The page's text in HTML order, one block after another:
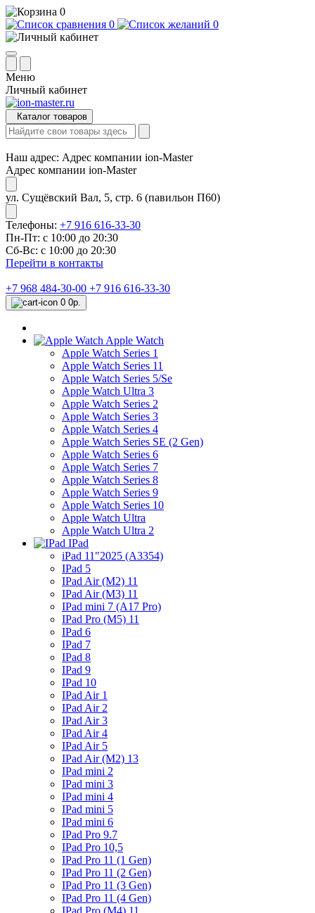
0
0
0
Меню
Личный кабинет
Каталог товаров
Наш адрес: Адрес компании ion-Master
Адрес компании ion-Master
ул. Сущёвский Вал, 5, стр. 6 (павильон П60)
Телефоны: +7 916 616-33-30
Пн-Пт: с 10:00 до 20:30
Сб-Вс: с 10:00 до 20:30
Перейти в контакты
+7 968 484-30-00 +7 916 616-33-30
0 0р.
Apple Watch
Apple Watch Series 1
Apple Watch Series 11
Apple Watch Series 5/Se
Apple Watch Ultra 3
Apple Watch Series 2
Apple Watch Series 3
Apple Watch Series 4
Apple Watch Series SE (2 Gen)
Apple Watch Series 6
Apple Watch Series 7
Apple Watch Series 8
Apple Watch Series 9
Apple Watch Series 10
Apple Watch Ultra
Apple Watch Ultra 2
IPad
iPad 11"2025 (A3354)
IPad 5
IPad Air (M2) 11
IPad Air (M3) 11
IPad mini 7 (A17 Pro)
IPad Pro (M5) 11
IPad 6
IPad 7
IPad 8
IPad 9
IPad 10
IPad Air 1
IPad Air 2
IPad Air 3
IPad Air 4
IPad Air 5
IPad Air (M2) 13
IPad mini 2
IPad mini 3
IPad mini 4
IPad mini 5
IPad mini 6
IPad Pro 9.7
IPad Pro 10,5
IPad Pro 11 (1 Gen)
IPad Pro 11 (2 Gen)
IPad Pro 11 (3 Gen)
IPad Pro 11 (4 Gen)
IPad Pro (M4) 11